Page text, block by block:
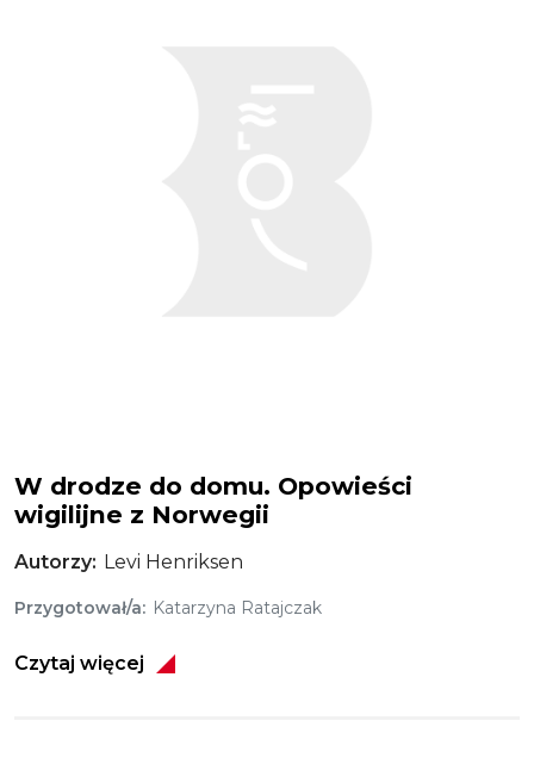
W drodze do domu. Opowieści
wigilijne z Norwegii
Autorzy Levi Henriksen
Przygotował/a Katarzyna Ratajczak
Czytaj więcej